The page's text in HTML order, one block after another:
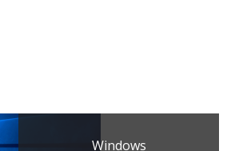
Windows